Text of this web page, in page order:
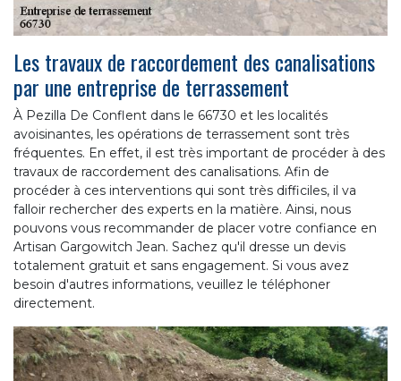
Les travaux de raccordement des canalisations
par une entreprise de terrassement
À Pezilla De Conflent dans le 66730 et les localités
avoisinantes, les opérations de terrassement sont très
fréquentes. En effet, il est très important de procéder à des
travaux de raccordement des canalisations. Afin de
procéder à ces interventions qui sont très difficiles, il va
falloir rechercher des experts en la matière. Ainsi, nous
pouvons vous recommander de placer votre confiance en
Artisan Gargowitch Jean. Sachez qu'il dresse un devis
totalement gratuit et sans engagement. Si vous avez
besoin d'autres informations, veuillez le téléphoner
directement.